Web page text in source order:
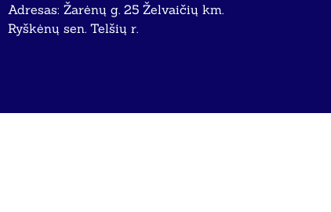
Adresas: Žarėnų g. 25 Želvaičių km.
Ryškėnų sen. Telšių r.